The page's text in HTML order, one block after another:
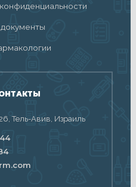
Тель-Авив, Израиль